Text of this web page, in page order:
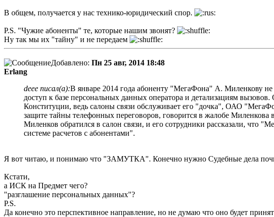
В общем, получается у нас технико-юридический спор.
P.S. "Чужие абоненты" те, которые нашим звонят?
Ну так мы их "тайну" и не передаем
Добавлено: Пн 25 авг, 2014 18:48
Erlang
deee писал(а):В январе 2014 года абоненту "МегаФона" А. Миленкову не
доступ к базе персональных данных оператора и детализациям
Конституции, ведь салоны связи обслуживает его "дочка", ОАО
защите тайны телефонных переговоров, говорится в жалобе Миленкова
Миленков обратился в салон связи, и его сотрудники рассказали, что
системе расчетов с абонентами".
Я вот читаю, и понимаю что "ЗАМУТКА". Конечно нужно Судебные дела
Кстати,
а ИСК на Предмет чего?
"разглашение персональных данных"?
P.S.
Да конечно это перспективное направление, но не думаю что оно будет